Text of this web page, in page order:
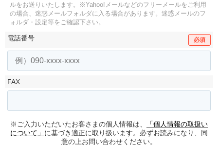
ルをお送りいたします。
※Yahoo!メールなどのフリーメールをご利用
の場合、迷惑メールフォルダに入る場合があります。 迷惑メールのフ
ォルダ・設定等をご確認下さい。
電話番号 必須
FAX
※ご入力いただいたお客さまの個人情報は、
「個人情報の取扱い
について」 に基づき適正に取り扱います。必ずお読みになり、同
意の上お問い合わせください。